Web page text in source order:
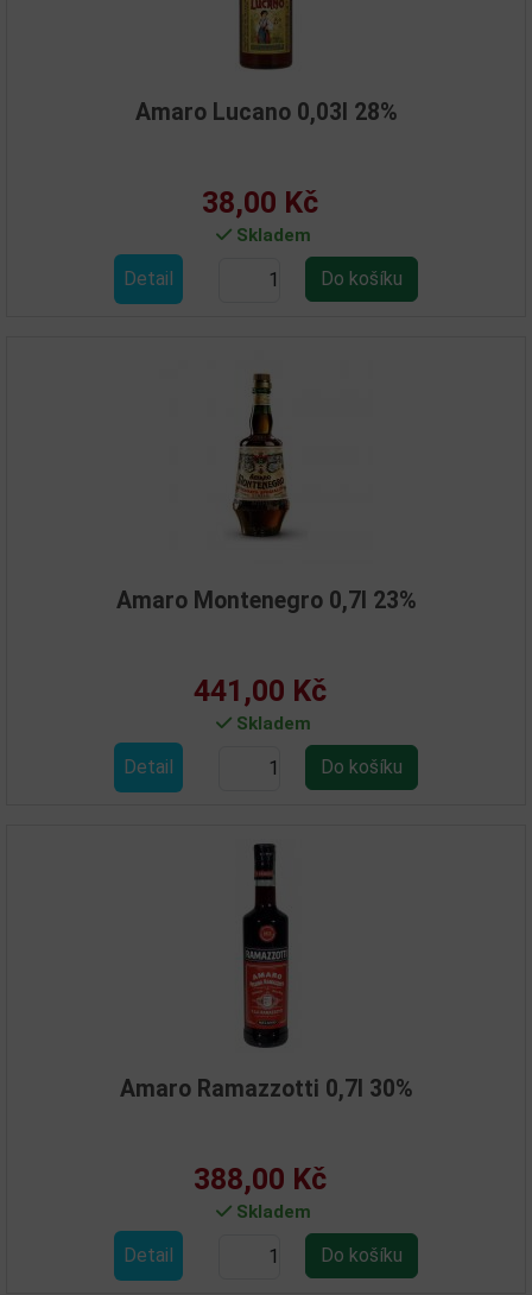
Amaro Lucano 0,03l 28%
38,00 Kč
Skladem
Detail
Amaro Montenegro 0,7l 23%
441,00 Kč
Skladem
Detail
Amaro Ramazzotti 0,7l 30%
388,00 Kč
Skladem
Detail